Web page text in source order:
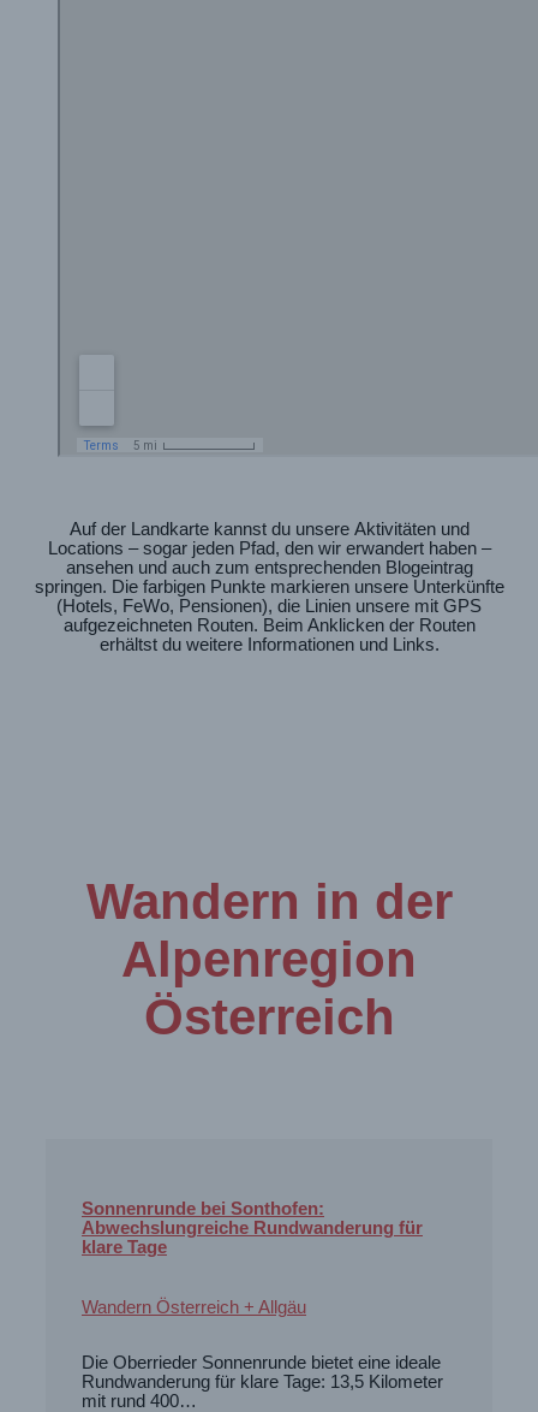
Auf der Landkarte kannst du unsere Aktivitäten und
Locations – sogar jeden Pfad, den wir erwandert haben –
ansehen und auch zum entsprechenden Blogeintrag
springen. Die farbigen Punkte markieren unsere Unterkünfte
(Hotels, FeWo, Pensionen), die Linien unsere mit GPS
aufgezeichneten Routen. Beim Anklicken der Routen
erhältst du weitere Informationen und Links.
Wandern in der
Alpenregion
Österreich
Sonnenrunde bei Sonthofen:
Abwechslungreiche Rundwanderung für
klare Tage
Wandern Österreich + Allgäu
Die Oberrieder Sonnenrunde bietet eine ideale
Rundwanderung für klare Tage: 13,5 Kilometer
mit rund 400…